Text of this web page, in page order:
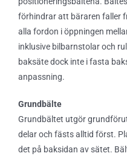
förhindrar att bäraren faller
alla fordon i öppningen
inklusive bilbarnstolar och
baksäte dock inte i fasta
anpassning.
Grundbälte
Grundbältet utgör
delar och fästs alltid först.
det på baksidan av sätet.